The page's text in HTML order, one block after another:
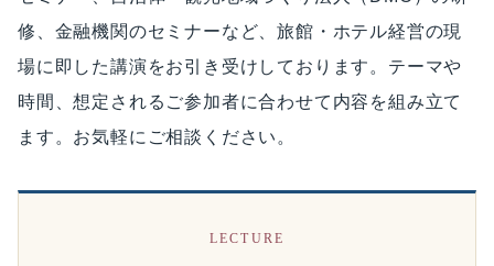
修、金融機関のセミナーなど、旅館・ホテル経営の現
場に即した講演をお引き受けしております。テーマや
時間、想定されるご参加者に合わせて内容を組み立て
ます。お気軽にご相談ください。
LECTURE